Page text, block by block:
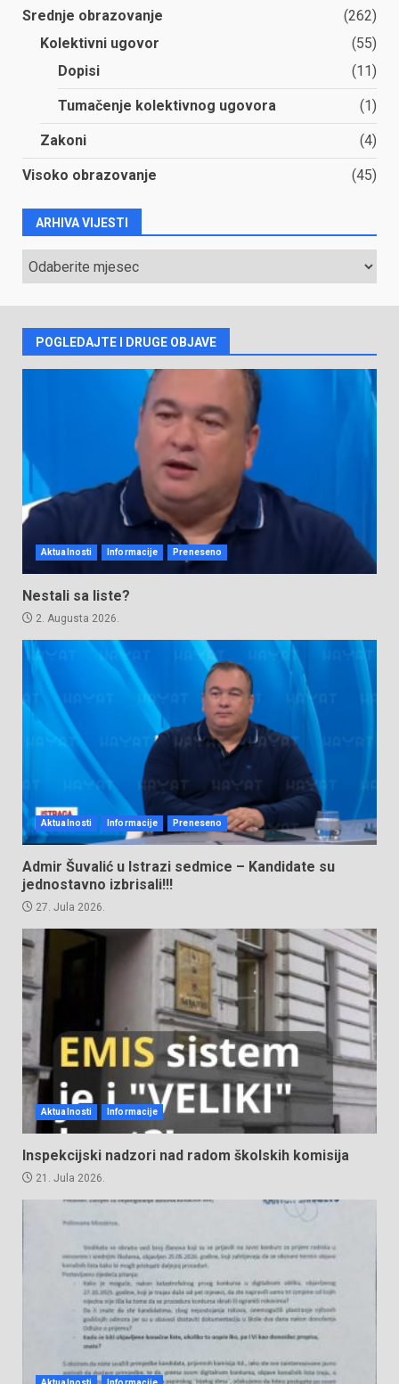
Srednje obrazovanje
(262)
Kolektivni ugovor
(55)
Dopisi
(11)
Tumačenje kolektivnog ugovora (1)
Zakoni (4)
Visoko obrazovanje (45)
ARHIVA VIJESTI
ARHIVA
VIJESTI
POGLEDAJTE I DRUGE OBJAVE
Aktualnosti Informacije Preneseno
Nestali sa liste?
2. Augusta 2026.
Aktualnosti Informacije Preneseno
Admir Šuvalić u Istrazi sedmice – Kandidate su
jednostavno izbrisali!!!
27. Jula 2026.
Aktualnosti Informacije
Inspekcijski nadzori nad radom školskih komisija
21. Jula 2026.